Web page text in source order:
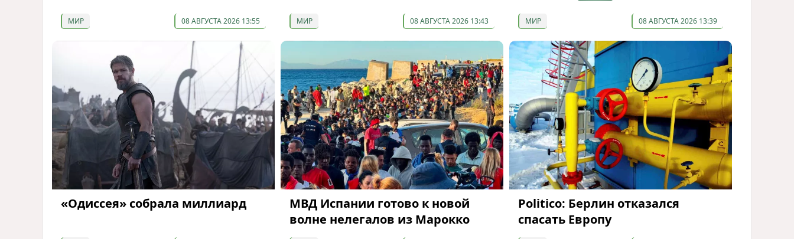
МИР 08 АВГУСТА 2026 13:55 МИР 08 АВГУСТА 2026 13:43 МИР 08 АВГУСТА 2026 13:39
«Одиссея» собрала миллиард
МВД Испании готово к новой
волне нелегалов из Марокко
Politico: Берлин отказался
спасать Европу